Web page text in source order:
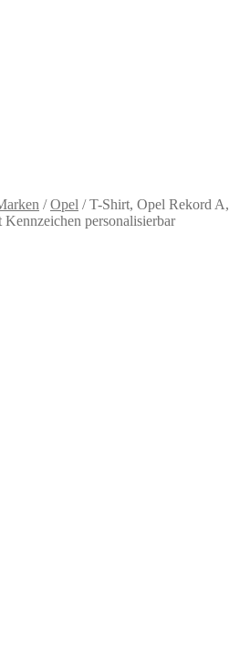
/Opel /T-Shirt, Opel Rekord A,
personalisierbar